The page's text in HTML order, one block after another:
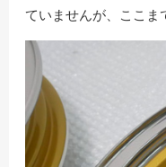
ていませんが、ここま